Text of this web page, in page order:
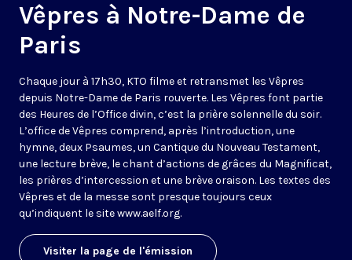
Vêpres à Notre-Dame de
Paris
Chaque jour à 17h30, KTO filme et retransmet les Vêpres
depuis Notre-Dame de Paris rouverte. Les Vêpres font partie
des Heures de l’Office divin, c’est la prière solennelle du soir.
L’office de Vêpres comprend, après l’introduction, une
hymne, deux Psaumes, un Cantique du Nouveau Testament,
une lecture brève, le chant d’actions de grâces du Magnificat,
les prières d’intercession et une brève oraison. Les textes des
Vêpres et de la messe sont presque toujours ceux
qu’indiquent le sitewww.aelf.org.
Visiter la page de l'émission